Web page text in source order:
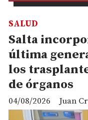
Salta
última
los
de órganos
Juan
SALUD
04/08/2026